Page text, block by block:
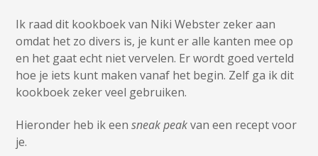
Ik raad dit kookboek van Niki Webster zeker aan
omdat het zo divers is, je kunt er alle kanten mee op
en het gaat echt niet vervelen. Er wordt goed verteld
hoe je iets kunt maken vanaf het begin. Zelf ga ik dit
kookboek zeker veel gebruiken.
Hieronder heb ik eensneak peakvan een recept voor
je.